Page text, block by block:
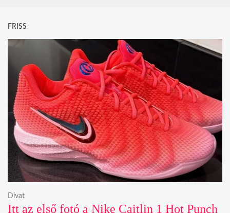
FRISS
Itt az első fotó a Nike Caitlin 1 Hot Punch
Divat